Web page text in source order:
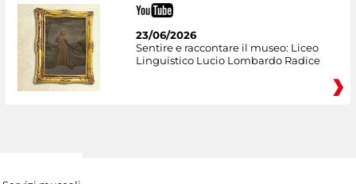
23/06/2026
Sentire e raccontare il museo: Liceo
Linguistico Lucio Lombardo Radice